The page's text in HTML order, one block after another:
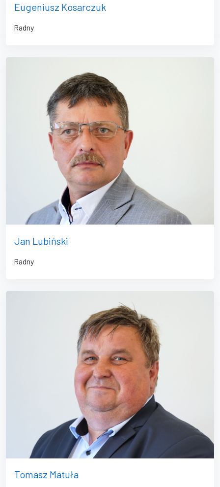
Eugeniusz Kosarczuk
Radny
Jan Lubiński
Radny
Tomasz Matuła